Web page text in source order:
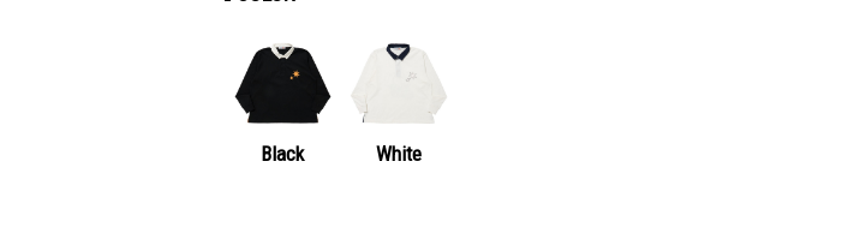
Black White